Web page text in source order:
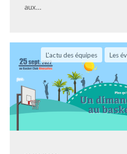
aux…
L'actu des équipes Les